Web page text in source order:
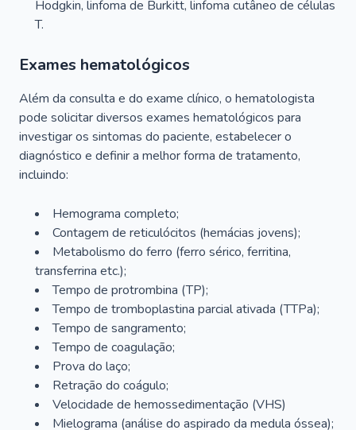
Hodgkin, linfoma de Burkitt, linfoma cutâneo de células
T.
Exames hematológicos
Além da consulta e do exame clínico, o hematologista
pode solicitar diversos exames hematológicos para
investigar os sintomas do paciente, estabelecer o
diagnóstico e definir a melhor forma de tratamento,
incluindo:
Hemograma completo;
Contagem de reticulócitos (hemácias jovens);
Metabolismo do ferro (ferro sérico, ferritina,
transferrina etc.);
Tempo de protrombina (TP);
Tempo de tromboplastina parcial ativada (TTPa);
Tempo de sangramento;
Tempo de coagulação;
Prova do laço;
Retração do coágulo;
Velocidade de hemossedimentação (VHS)
Mielograma (análise do aspirado da medula óssea);